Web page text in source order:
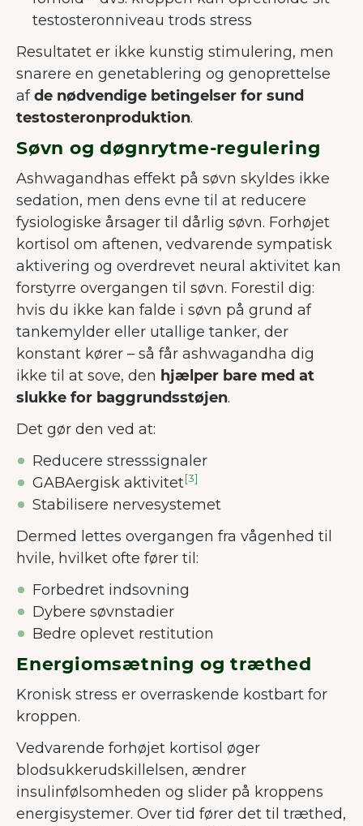
testosteronniveau trods stress
Resultatet er ikke kunstig stimulering, men
snarere en genetablering og genoprettelse
afde nødvendige betingelser for sund
testosteronproduktion.
Søvn og døgnrytme-regulering
Ashwagandhas effekt på søvn skyldes ikke
sedation, men dens evne til at reducere
fysiologiske årsager til dårlig søvn. Forhøjet
kortisol om aftenen, vedvarende sympatisk
aktivering og overdrevet neural aktivitet kan
forstyrre overgangen til søvn. Forestil dig:
hvis du ikke kan falde i søvn på grund af
tankemylder eller utallige tanker, der
konstant kører – så får ashwagandha dig
ikke til at sove, den hjælper bare med at
slukke for baggrundsstøjen.
Det gør den ved at:
Reducere stresssignaler
GABAergisk aktivitet[3]
Stabilisere nervesystemet
Dermed lettes overgangen fra vågenhed til
hvile, hvilket ofte fører til:
Forbedret indsovning
Dybere søvnstadier
Bedre oplevet restitution
Energiomsætning og træthed
Kronisk stress er overraskende kostbart for
kroppen.
Vedvarende forhøjet kortisol øger
blodsukkerudskillelsen, ændrer
insulinfølsomheden og slider på kroppens
energisystemer. Over tid fører det til træthed,